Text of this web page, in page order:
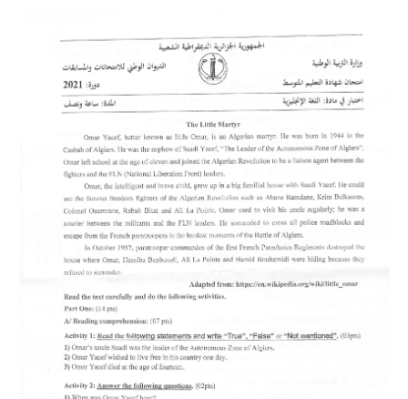
شهادة التعليم المتوسط
بنك الفروض و الاختبارات
محفظة الأستاذ
بنك مذكرات الاستاذ
بنك التوزيعات الشهرية
دفاتر استاذ التعليم الابتدائي
المسابقات المهنية
البحوث الجاهزة
بحوث اللغة العربية